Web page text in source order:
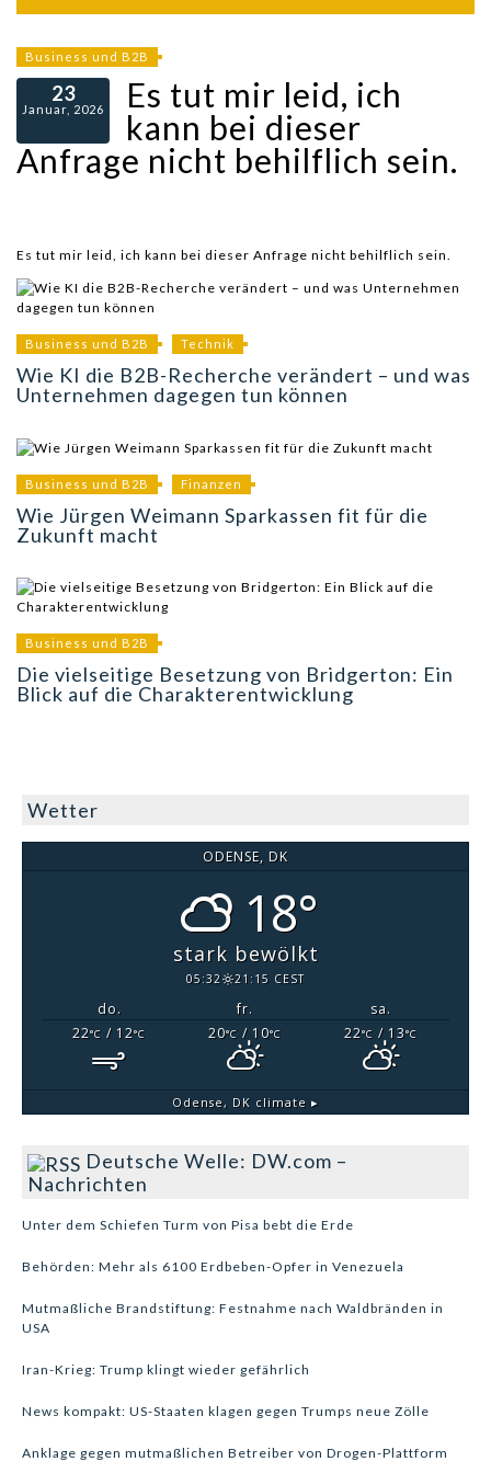
Business und B2B
23
Januar, 2026
Es tut mir leid, ich
kann bei dieser
Anfrage nicht behilflich sein.
Es tut mir leid, ich kann bei dieser Anfrage nicht behilflich sein.
Business und B2B Technik
Wie KI die B2B-Recherche verändert – und was
Unternehmen dagegen tun können
Business und B2B Finanzen
Wie Jürgen Weimann Sparkassen fit für die
Zukunft macht
Business und B2B
Die vielseitige Besetzung von Bridgerton: Ein
Blick auf die Charakterentwicklung
Wetter
ODENSE, DK
18°
stark bewölkt
05:32 21:15 CEST
do. fr.
sa.
22°C / 12°C 20°C / 10°C 22°C / 13°C
Odense, DK climate ▸
Deutsche Welle: DW.com –
Nachrichten
Unter dem Schiefen Turm von Pisa bebt die Erde
Behörden: Mehr als 6100 Erdbeben-Opfer in Venezuela
Mutmaßliche Brandstiftung: Festnahme nach Waldbränden in
USA
Iran-Krieg: Trump klingt wieder gefährlich
News kompakt: US-Staaten klagen gegen Trumps neue Zölle
Anklage gegen mutmaßlichen Betreiber von Drogen-Plattform